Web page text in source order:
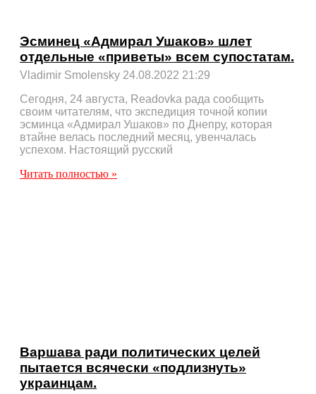
Эсминец «Адмирал Ушаков» шлет
отдельные «приветы» всем супостатам.
Vladimir Smolensky 24.08.2022 21:29
Сегодня, 24 августа, Readovka рада сообщить
своим читателям, что экспедиция точной копии
эсминца «Адмирал Ушаков» по Днепру, которая
втайне велась последний месяц, увенчалась
успехом. Настоящий русский
Читать полностью »
Варшава ради политических целей
пытается всячески «подлизнуть»
украинцам.